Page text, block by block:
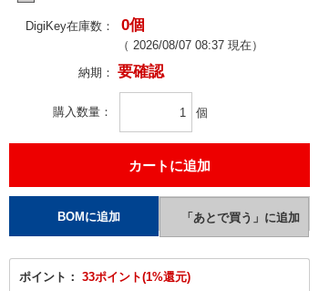
DigiKey在庫数： 0個
（ 2026/08/07 08:37 現在）
納期： 要確認
購入数量 個
ポイント： 33ポイント(1%還元)